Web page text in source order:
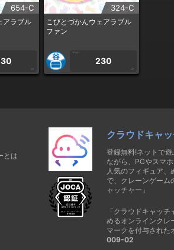
654-C
アラブル
CP
324-C
こびとづかんウェアラブル
ファン
1PLAY
230
CP
とは
クラウドキャ
登録無料!ネットで
ながら、PCやスマ
人気のフィギュア
で、クレーンゲーム
ャッチャー」
「クラウドキャッ
めるオンラインクレ
マークを付与された
009-02